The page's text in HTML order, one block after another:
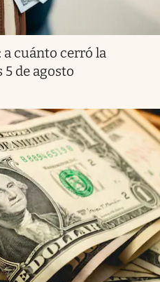
a cuánto cerró la
de agosto